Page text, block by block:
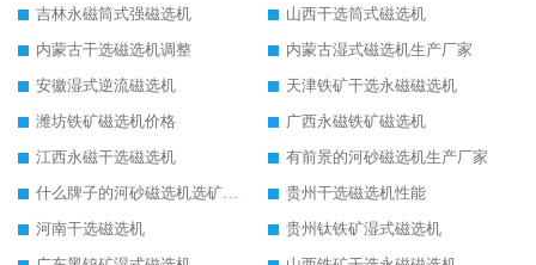
吉林永磁筒式强磁选机
山西干选筒式磁选机
内蒙古干选磁选机调整
内蒙古湿式磁选机生产厂家
安徽湿式逆流磁选机
天津铁矿干选永磁磁选机
潍坊铁矿磁选机价格
广西永磁铁矿磁选机
江西永磁干选磁选机
有前景的河砂磁选机生产厂家
什么牌子的河砂磁选机选矿效果好
贵州干选磁选机性能
河南干选磁选机
贵州钛铁矿湿式磁选机